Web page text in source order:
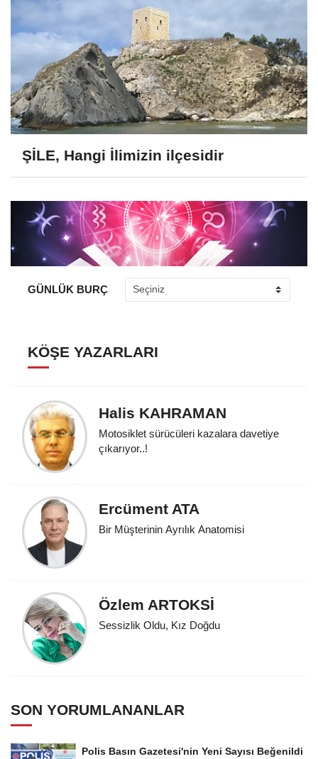
ŞİLE, Hangi İlimizin ilçesidir
GÜNLÜK BURÇ
KÖŞE YAZARLARI
Halis KAHRAMAN
Motosiklet sürücüleri kazalara davetiye
çıkarıyor..!
Ercüment ATA
Bir Müşterinin Ayrılık Anatomisi
Özlem ARTOKSİ
Sessizlik Oldu, Kız Doğdu
SON YORUMLANANLAR
Polis Basın Gazetesi'nin Yeni Sayısı Beğenildi